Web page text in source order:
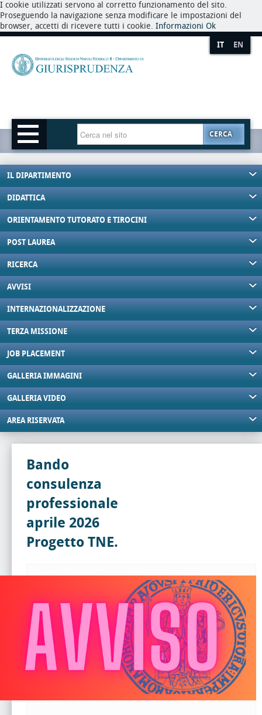
I cookie utilizzati servono al corretto funzionamento del sito.
Proseguendo la navigazione senza modificare le impostazioni del
browser, accetti di ricevere tutti i cookie. Informazioni Ok
IT EN
CERCA
IL DIPARTIMENTO
DIDATTICA
ORIENTAMENTO TUTORATO E TIROCINI
POST LAUREA
RICERCA
AVVISI
INTERNAZIONALIZZAZIONE
TERZA MISSIONE
JOB PLACEMENT
GALLERIA IMMAGINI
GALLERIA VIDEO
AREA RISERVATA
Bando
consulenza
professionale
aprile 2026
Progetto TNE.